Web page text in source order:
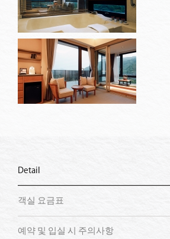
Detail
객실 요금표
예약 및 입실 시 주의사항